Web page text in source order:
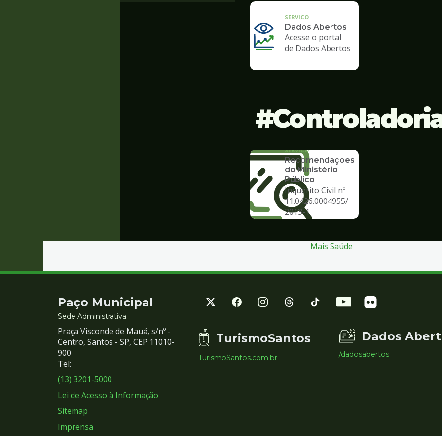
SERVICO
Dados Abertos
Acesse o portal
de Dados Abertos
SERVICO
Recomendações
do Ministério
Público
Inquérito Civil nº
11.0426.0004955/
2013-1
Mais Saúde
Contato
e
Redes
Sociais
Paço Municipal
Sede Administrativa
Praça Visconde de Mauá, s/nº -
Centro, Santos - SP, CEP 11010-
900
Tel:
(13) 3201-5000
Lei de Acesso à Informação
Sitemap
Imprensa
TurismoSantos
TurismoSantos.com.br
Dados
/dadosabertos